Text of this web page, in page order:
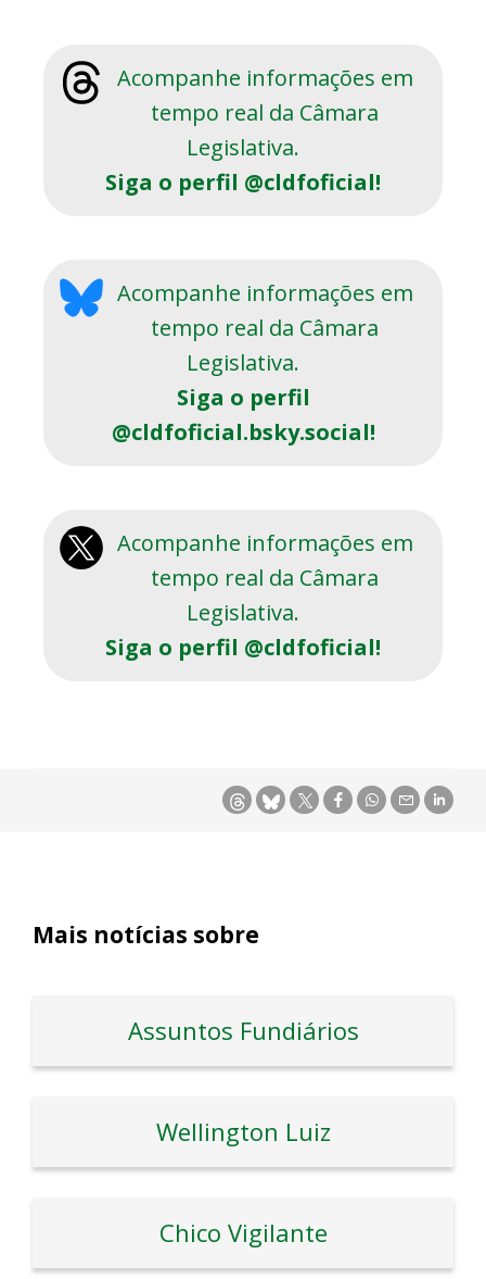
Acompanhe informações em
tempo real da Câmara
Legislativa.
Siga o perfil @cldfoficial!
Acompanhe informações em
tempo real da Câmara
Legislativa.
Siga o perfil
@cldfoficial.bsky.social!
Acompanhe informações em
tempo real da Câmara
Legislativa.
Siga o perfil @cldfoficial!
Mais notícias sobre
Assuntos Fundiários
Wellington Luiz
Chico Vigilante